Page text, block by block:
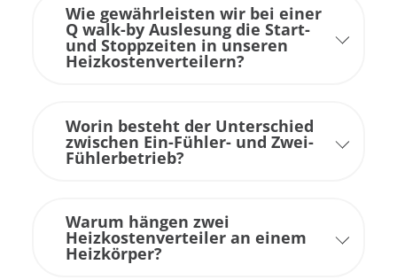
Wie gewährleisten wir bei einer
Q walk-by Auslesung die Start-
und Stoppzeiten in unseren
Heizkostenverteilern?
Worin besteht der Unterschied
zwischen Ein-Fühler- und Zwei-
Fühlerbetrieb?
Warum hängen zwei
Heizkostenverteiler an einem
Heizkörper?